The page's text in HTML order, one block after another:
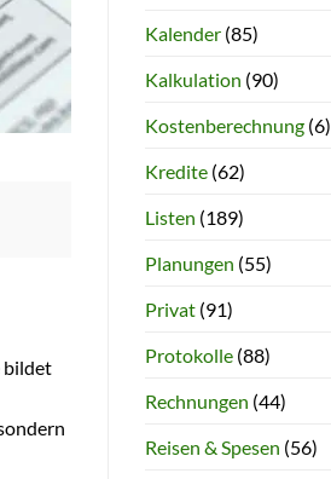
bildet
Kalender(85)
Kalkulation (90)
Kostenberechnung(6)
Kredite(62)
Listen (189)
Planungen (55)
Privat(91)
Protokolle(88)
Rechnungen (44)
Reisen & Spesen (56)